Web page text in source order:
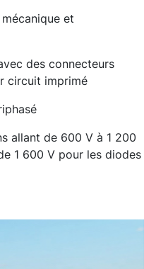
et
des connecteurs
circuit imprimé
allant de 600 V à 1 200
1 600 V pour les diodes